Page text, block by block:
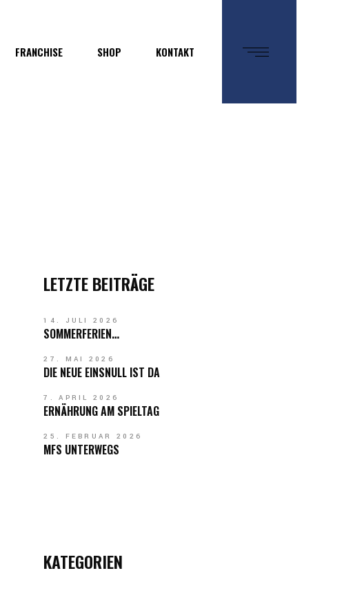
FRANCHISE SHOP KONTAKT
LETZTE BEITRÄGE
14. JULI 2026
SOMMERFERIEN…
27. MAI 2026
DIE NEUE EINSNULL IST DA
7. APRIL 2026
ERNÄHRUNG AM SPIELTAG
25. FEBRUAR 2026
MFS UNTERWEGS
KATEGORIEN